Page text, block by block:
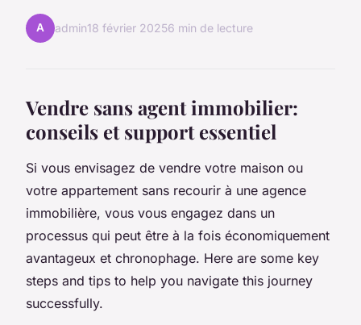
A admin18 février 20256 min de lecture
Vendre sans agent immobilier:
conseils et support essentiel
Si vous envisagez de vendre votre maison ou
votre appartement sans recourir à une agence
immobilière, vous vous engagez dans un
processus qui peut être à la fois économiquement
avantageux et chronophage. Here are some key
steps and tips to help you navigate this journey
successfully.